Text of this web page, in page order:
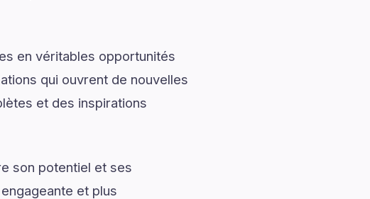
en véritables opportunités
qui ouvrent de nouvelles
et des inspirations
son potentiel et ses
et plus